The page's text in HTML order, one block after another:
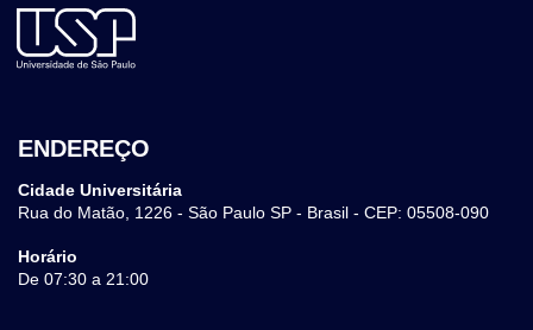
ENDEREÇO
Cidade Universitária
Rua do Matão, 1226 - São Paulo SP - Brasil - CEP: 05508-090
Horário
De 07:30 a 21:00